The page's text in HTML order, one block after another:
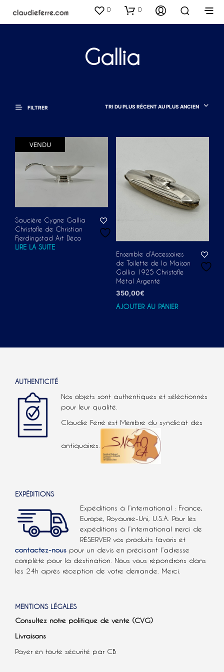
0 0
Gallia
FILTRER TRI DU PLUS RÉCENT AU PLUS ANCIEN
VENDU
Saucière Cygne Gallia
Christofle de Christian
Fjerdingstad Art Déco
LIRE LA SUITE
Ensemble d’Accessoires
de Toilette de la Maison
Gallia 1925 Christofle
Métal Argenté
350,00€
AJOUTER AU PANIER
AUTHENTICITÉ
Nos objets sont authentiques et séléctionnés
pour leur qualité.
Claudie Ferré est Membre du syndicat des
antiquaires.
EXPÉDITIONS
Expéditions à l’international : France,
Europe, Royaume-Uni, U.S.A. Pour les
expéditions à l’international merci de
RÉSERVER vos produits favoris et
contactez-nous pour un devis en précisant l’adresse
complète pour la destination. Nous vous répondrons dans
les 24h après réception de votre demande. Merci.
MENTIONS LÉGALES
Consultez notre politique de vente (CVG)
Livraisons
Payer en toute sécurité par CB